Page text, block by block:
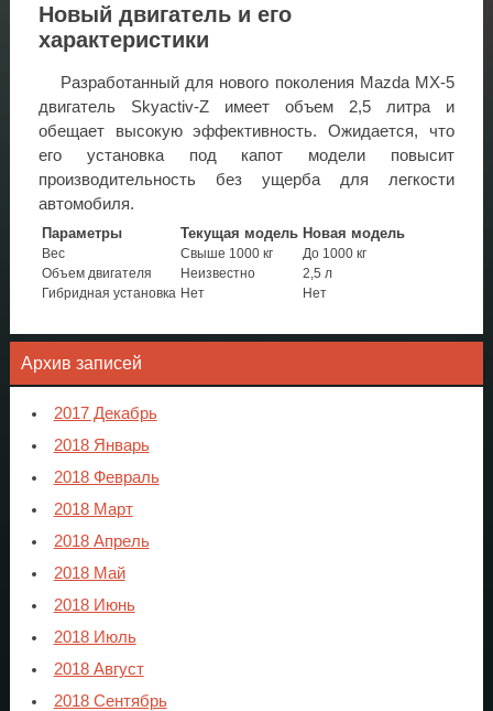
Новый двигатель и его
характеристики
Разработанный для нового поколения Mazda MX-5
двигатель Skyactiv-Z имеет объем 2,5 литра и
обещает высокую эффективность. Ожидается, что
его установка под капот модели повысит
производительность без ущерба для легкости
автомобиля.
Параметры Текущая модель Новая модель
Вес Свыше 1000 кг
До 1000 кг
Объем двигателя
Неизвестно
2,5 л
Гибридная установка Нет Нет
Архив записей
2017 Декабрь
2018 Январь
2018 Февраль
2018 Март
2018 Апрель
2018 Май
2018 Июнь
2018 Июль
2018 Август
2018 Сентябрь